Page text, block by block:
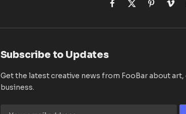
Facebook
X
Pinterest
Subscribe to Updates
Get the latest creative news from FooBar about art,
business.